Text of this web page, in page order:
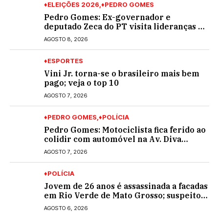
♦ELEIÇÕES 2026 ♦PEDRO GOMES
Pedro Gomes: Ex-governador e
deputado Zeca do PT visita lideranças do
partido na cidade; buscará a reeleição
AGOSTO 8, 2026
♦ESPORTES
Vini Jr. torna-se o brasileiro mais bem
pago; veja o top 10
AGOSTO 7, 2026
♦PEDRO GOMES ♦POLÍCIA
Pedro Gomes: Motociclista fica ferido ao
colidir com automóvel na Av. Diva
Araújo; ele não tinha CNH
AGOSTO 7, 2026
♦POLÍCIA
Jovem de 26 anos é assassinada a facadas
em Rio Verde de Mato Grosso; suspeito é
procurado
AGOSTO 6, 2026